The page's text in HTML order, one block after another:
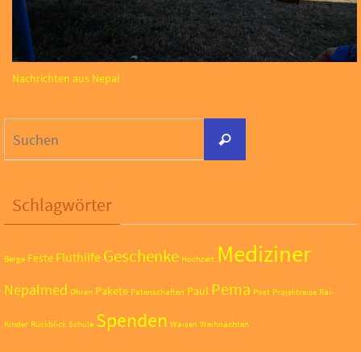
Nachrichten aus Nepal
Suchen
Schlagwörter
Berge Feste Fluthilfe Geschenke Hochzeit Mediziner
Nepalmed Ohren Pakete Patenschaften Paul Pema Post Projektreise Rai-
Kinder Rückblick Schule Spenden Waisen Weihnachten